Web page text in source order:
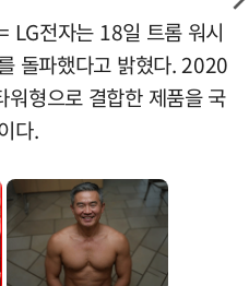
LG전자는 18일 트롬 워시
돌파했다고 밝혔다. 2020
형으로 결합한 제품을 국
다.